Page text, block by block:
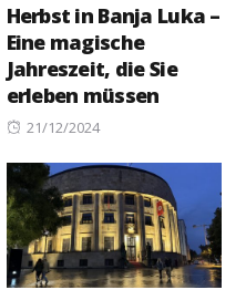
Herbst in Banja Luka –
Eine magische
Jahreszeit, die Sie
erleben müssen
Posted
21/12/2024